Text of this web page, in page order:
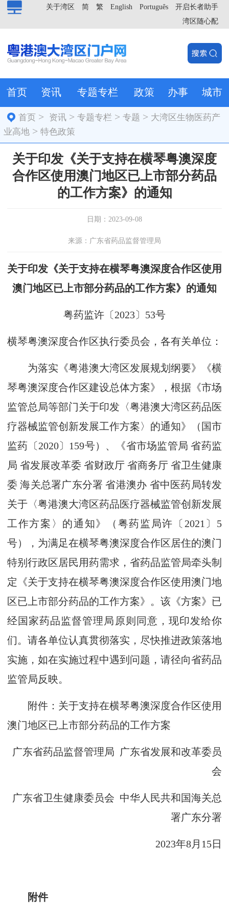
开启长者助手
Português
English
繁
简
关于湾区
湾区随心配
首页 资讯 专题专栏 政策 办事 城市
首页 > 资讯 >专题专栏 >专题 > 大湾区生物医药产
业高地 > 特色政策
关于印发《关于支持在横琴粤澳深度
合作区使用澳门地区已上市部分药品
的工作方案》的通知
日期：2023-09-08
来源：广东省药品监督管理局
关于印发《关于支持在横琴粤澳深度合作区使用
澳门地区已上市部分药品的工作方案》的通知
粤药监许〔2023〕53号
横琴粤澳深度合作区执行委员会，各有关单位：
为落实《粤港澳大湾区发展规划纲要》《横
琴粤澳深度合作区建设总体方案》，根据《市场
监管总局等部门关于印发〈粤港澳大湾区药品医
疗器械监管创新发展工作方案〉的通知》（国市
监药〔2020〕159号）、《省市场监管局 省药监
局 省发展改革委 省财政厅 省商务厅 省卫生健康
委 海关总署广东分署 省港澳办 省中医药局转发
关于〈粤港澳大湾区药品医疗器械监管创新发展
工作方案〉的通知》（粤药监局许〔2021〕5
号），为满足在横琴粤澳深度合作区居住的澳门
特别行政区居民用药需求，省药品监管局牵头制
定《关于支持在横琴粤澳深度合作区使用澳门地
区已上市部分药品的工作方案》。该《方案》已
经国家药品监督管理局原则同意，现印发给你
们。请各单位认真贯彻落实，尽快推进政策落地
实施，如在实施过程中遇到问题，请径向省药品
监管局反映。
附件：关于支持在横琴粤澳深度合作区使用
澳门地区已上市部分药品的工作方案
广东省药品监督管理局 广东省发展和改革委员
会
广东省卫生健康委员会 中华人民共和国海关总
署广东分署
2023年8月15日
附件